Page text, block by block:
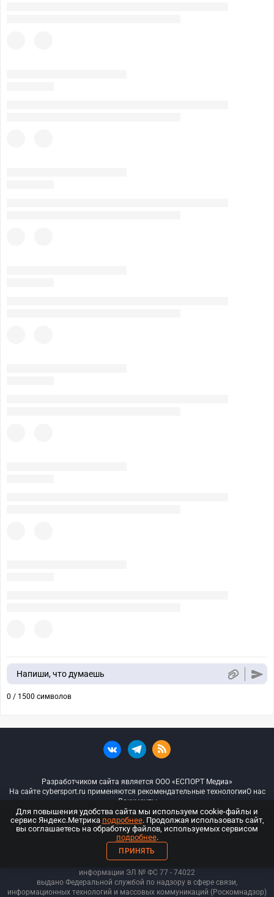
Напиши, что думаешь
0 / 1500 символов
Разработчиком сайта является ООО «ЕСПОРТ Медиа»
На сайте cybersport.ru применяются рекомендательные технологииО нас
Документы
© ООО «Киберспорт.ру» — Все права защищены
18+
ООО «Киберспорт.ру». Свидетельство о регистрации средств массовой
информации ЭЛ № ФС 77 - 74022
выдано Федеральной службой по надзору в сфере связи,
информационных технологий и массовых коммуникаций (Роскомнадзор)
Для повышения удобства сайта мы используем cookie-файлы и
сервис Яндекс.Метрика подробнее. Продолжая использовать сайт,
вы соглашаетесь на обработку файлов, используемых сервисом
подробнее.
ПРИНЯТЬ